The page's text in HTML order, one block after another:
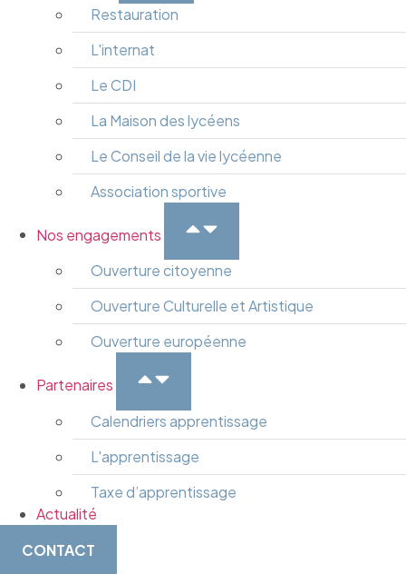
Restauration
L'internat
Le CDI
La Maison des lycéens
Le Conseil de la vie lycéenne
Association sportive
Nos engagements
Ouverture citoyenne
Ouverture Culturelle et Artistique
Ouverture européenne
Partenaires
Calendriers apprentissage
L'apprentissage
Taxe d’apprentissage
Actualité
CONTACT